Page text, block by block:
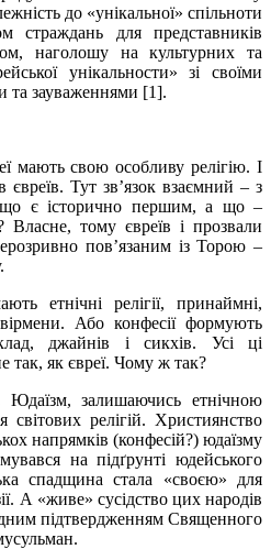
до «унікальної» спільноти
страждань для представників
наголошу на культурних та
унікальности» зі своїми
та зауваженнями [1].
мають свою особливу релігію. І
євреїв. Тут зв’язок взаємний – з
що є історично першим, а що –
Власне, тому євреїв і прозвали
пов’язаним із Торою –
етнічні релігії, принаймні,
Або конфесії формують
джайнів і сикхів. Усі ці
так, як євреї. Чому ж так?
Юдаїзм, залишаючись етнічною
світових релігій. Християнство
напрямків (конфесій?) юдаїзму
на підґрунті юдейського
спадщина стала «своєю» для
А «живе» сусідство цих народів
підтвердженням Священного